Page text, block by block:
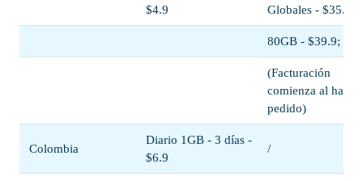
$4.9
Globales - $35.9;
80GB - $39.9;
(Facturación
comienza al hacer
pedido)
Colombia
Diario 1GB - 3 días -
$6.9
/